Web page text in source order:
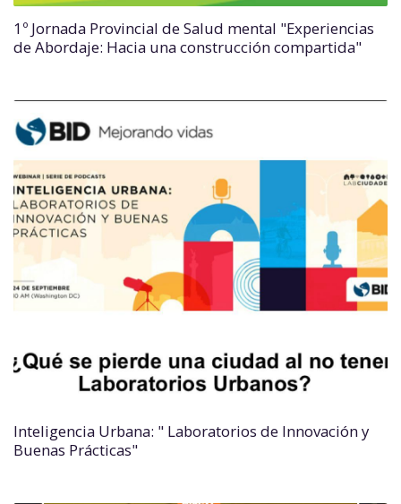
1º Jornada Provincial de Salud mental "Experiencias
de Abordaje: Hacia una construcción compartida"
Inteligencia Urbana: " Laboratorios de Innovación y
Buenas Prácticas"